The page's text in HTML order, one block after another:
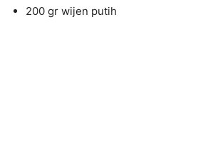
200 gr wijen putih